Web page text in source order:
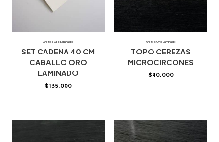
Aretes Oro Laminado
SET CADENA 40 CM
CABALLO ORO
LAMINADO
$135.000
Aretes Oro Laminado
TOPO CEREZAS
MICROCIRCONES
$40.000